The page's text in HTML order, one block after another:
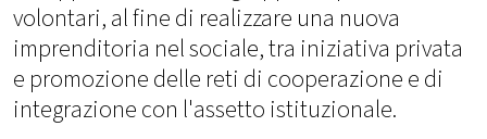
volontari, al fine di realizzare una nuova
imprenditoria nel sociale, tra iniziativa privata
e promozione delle reti di cooperazione e di
integrazione con l'assetto istituzionale.